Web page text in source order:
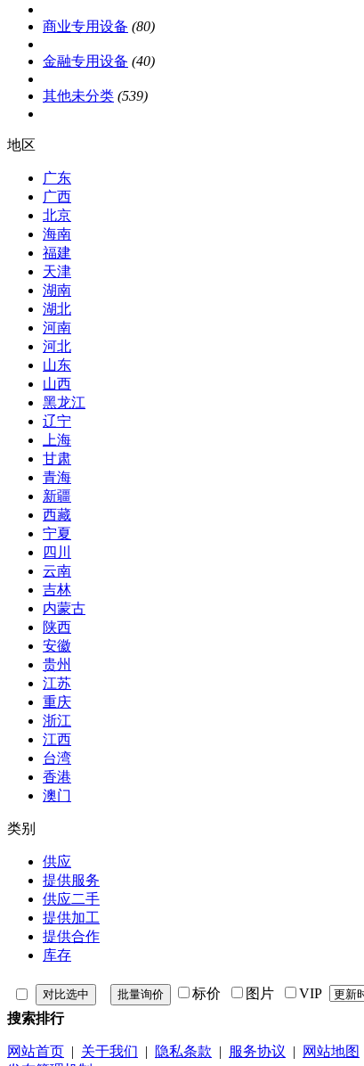
商业专用设备 (80)
金融专用设备 (40)
其他未分类 (539)
地区
广东
广西
北京
海南
福建
天津
湖南
湖北
河南
河北
山东
山西
黑龙江
辽宁
上海
甘肃
青海
新疆
西藏
宁夏
四川
云南
吉林
内蒙古
陕西
安徽
贵州
江苏
重庆
浙江
江西
台湾
香港
澳门
类别
供应
提供服务
供应二手
提供加工
提供合作
库存
标价 图片
VIP
搜索排行
网站首页 | 关于我们 | 隐私条款 | 服务协议 | 网站地图